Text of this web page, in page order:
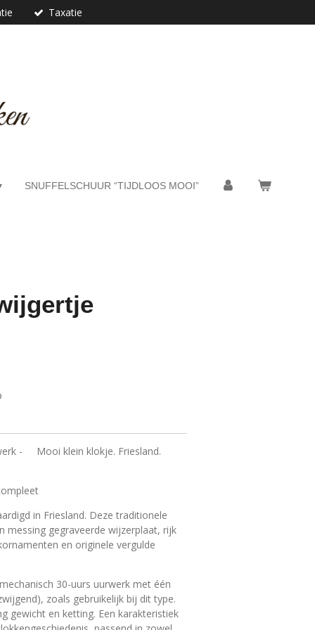
Taxatie
SNUFFELSCHUUR “TIJDLOOS MOOI”
- Mooi klein klokje. Friesland.
in Friesland. Deze traditionele
messing gegraveerde wijzerplaat, rijk
en originele vergulde
30-uurs uurwerk met één
zoals gebruikelijk bij dit type.
gewicht en ketting. Een karakteristiek